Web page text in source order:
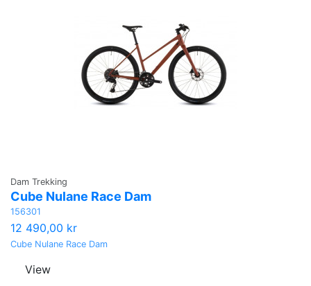
Dam Trekking
Cube Nulane Race Dam
156301
12 490,00 kr
Cube Nulane Race Dam
View